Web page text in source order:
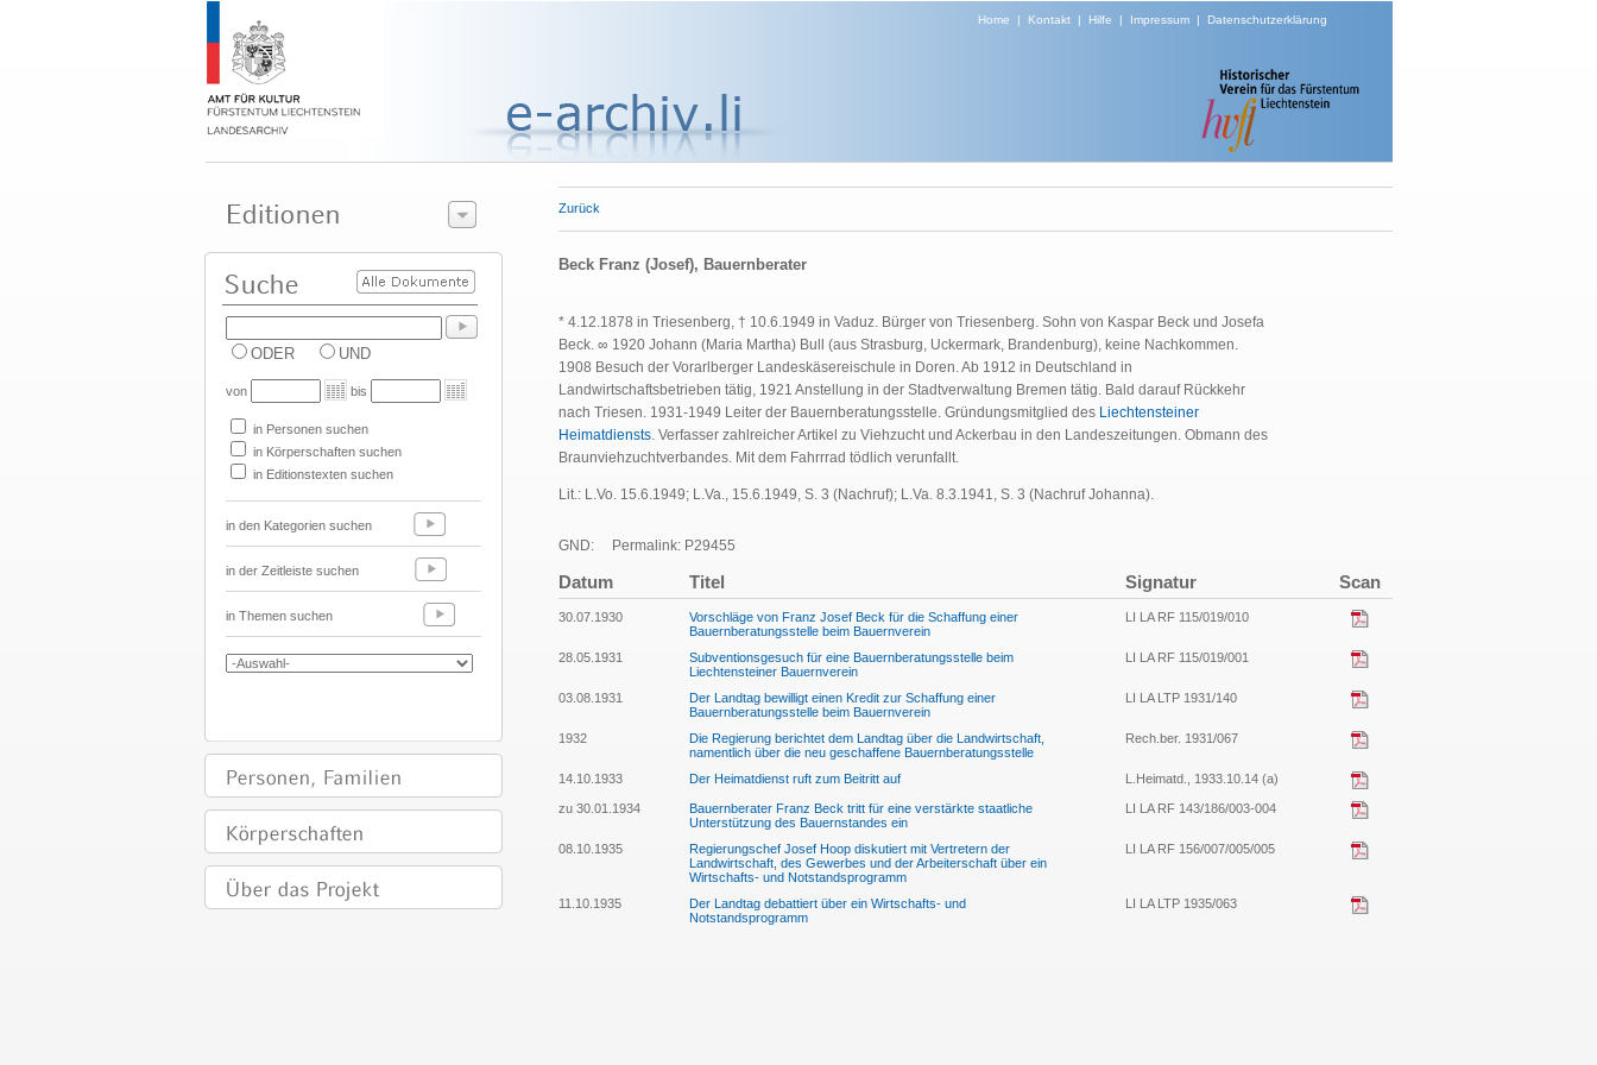
Home | Kontakt| Hilfe | Impressum| Datenschutzerklärung
ODER UND
von bis
in Personen suchen
in Körperschaften suchen
in Editionstexten suchen
in den Kategorien suchen
in der Zeitleiste suchen
in Themen suchen
Zurück
Beck Franz (Josef), Bauernberater
* 4.12.1878 in Triesenberg, † 10.6.1949 in Vaduz. Bürger von Triesenberg. Sohn von Kaspar Beck und Josefa
Beck. ∞ 1920 Johann (Maria Martha) Bull (aus Strasburg, Uckermark, Brandenburg), keine Nachkommen.
1908 Besuch der Vorarlberger Landeskäsereischule in Doren. Ab 1912 in Deutschland in
Landwirtschaftsbetrieben tätig, 1921 Anstellung in der Stadtverwaltung Bremen tätig. Bald darauf Rückkehr
nach Triesen. 1931-1949 Leiter der Bauernberatungsstelle. Gründungsmitglied des Liechtensteiner
Heimatdiensts. Verfasser zahlreicher Artikel zu Viehzucht und Ackerbau in den Landeszeitungen. Obmann des
Braunviehzuchtverbandes. Mit dem Fahrrrad tödlich verunfallt.
Lit.: L.Vo. 15.6.1949; L.Va., 15.6.1949, S. 3 (Nachruf); L.Va. 8.3.1941, S. 3 (Nachruf Johanna).
GND: Permalink: P29455
Datum Titel Signatur Scan
30.07.1930
Vorschläge von Franz Josef Beck für die Schaffung einer
Bauernberatungsstelle beim Bauernverein
LI LA RF 115/019/010
28.05.1931
Subventionsgesuch für eine Bauernberatungsstelle beim
Liechtensteiner Bauernverein
LI LA RF 115/019/001
03.08.1931
Der Landtag bewilligt einen Kredit zur Schaffung einer
Bauernberatungsstelle beim Bauernverein
LI LA LTP 1931/140
1932
Die Regierung berichtet dem Landtag über die Landwirtschaft,
namentlich über die neu geschaffene Bauernberatungsstelle
Rech.ber. 1931/067
14.10.1933 Der Heimatdienst ruft zum Beitritt auf L.Heimatd., 1933.10.14 (a)
zu 30.01.1934
Bauernberater Franz Beck tritt für eine verstärkte staatliche
Unterstützung des Bauernstandes ein
LI LA RF 143/186/003-004
08.10.1935
Regierungschef Josef Hoop diskutiert mit Vertretern der
Landwirtschaft, des Gewerbes und der Arbeiterschaft über ein
Wirtschafts- und Notstandsprogramm
LI LA RF 156/007/005/005
11.10.1935
Der Landtag debattiert über ein Wirtschafts- und
Notstandsprogramm
LI LA LTP 1935/063